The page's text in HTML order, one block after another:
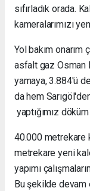
sıfırladık orada.
kameralarımızı
Yol bakım onarım
asfalt gaz Osman
yamaya, 3.884'ü
da hem
yaptığımız
40.000 metrekare
metrekare yeni
yapımı
Bu şekilde devam